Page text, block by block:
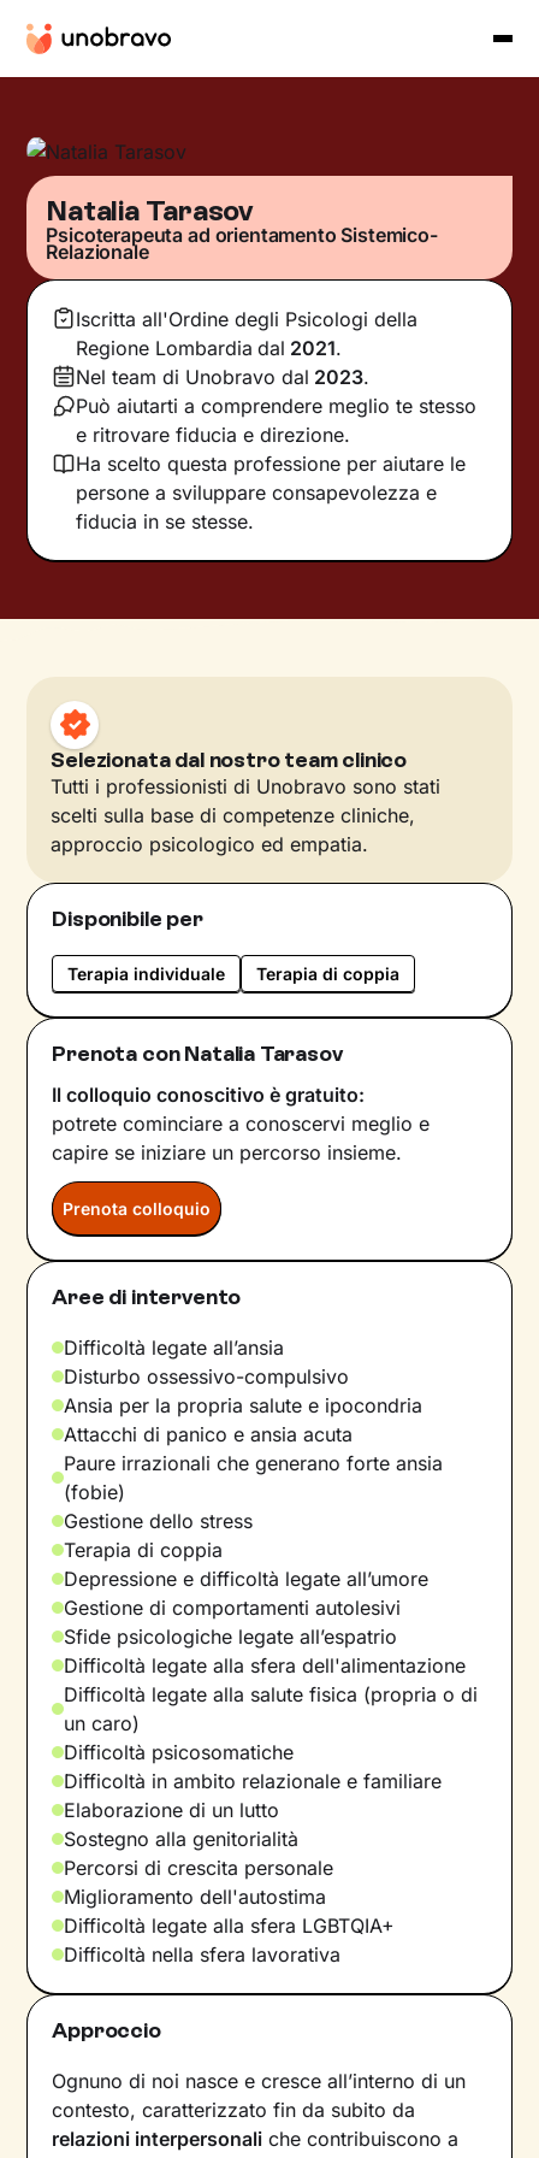
Natalia Tarasov
Psicoterapeuta ad orientamento Sistemico-
Relazionale
Iscritta all'Ordine degli Psicologi della
Regione Lombardia dal 2021.
Nel team di Unobravo dal 2023.
Può aiutarti a comprendere meglio te stesso
e ritrovare fiducia e direzione.
Ha scelto questa professione per aiutare le
persone a sviluppare consapevolezza e
fiducia in se stesse.
Selezionata dal nostro team clinico
Tutti i professionisti di Unobravo sono stati
scelti sulla base di competenze cliniche,
approccio psicologico ed empatia.
Disponibile per
Terapia individuale Terapia di coppia
Prenota con Natalia Tarasov
Il colloquio conoscitivo è gratuito:
potrete cominciare a conoscervi meglio e
capire se iniziare un percorso insieme.
Prenota colloquio
Aree di intervento
Difficoltà legate all’ansia
Disturbo ossessivo-compulsivo
Ansia per la propria salute e ipocondria
Attacchi di panico e ansia acuta
Paure irrazionali che generano forte ansia
(fobie)
Gestione dello stress
Terapia di coppia
Depressione e difficoltà legate all’umore
Gestione di comportamenti autolesivi
Sfide psicologiche legate all’espatrio
Difficoltà legate alla sfera dell'alimentazione
Difficoltà legate alla salute fisica (propria o di
un caro)
Difficoltà psicosomatiche
Difficoltà in ambito relazionale e familiare
Elaborazione di un lutto
Sostegno alla genitorialità
Percorsi di crescita personale
Miglioramento dell'autostima
Difficoltà legate alla sfera LGBTQIA+
Difficoltà nella sfera lavorativa
Approccio
Ognuno di noi nasce e cresce all’interno di un
contesto, caratterizzato fin da subito da
relazioni interpersonali che contribuiscono a